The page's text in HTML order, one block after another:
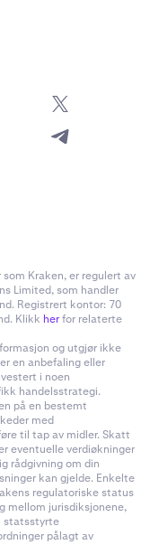
Kraken, er regulert av
Limited, som handler
Registrert kontor: 70
Klikk herfor relaterte
og utgjør ikke
en anbefaling eller
i noen
handelsstrategi.
på en bestemt
med
til tap av midler. Skatt
eventuelle verdiøkninger
rådgivning om din
kan gjelde. Enkelte
regulatoriske status
mellom jurisdiksjonene,
statsstyrte
pålagt av